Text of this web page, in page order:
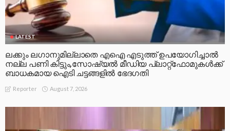
LATEST
ലക്കും ലഗാനുമില്ലാതെ എഐ എടുത്ത് ഉപയോഗിച്ചാല്‍
നല്ല പണി കിട്ടും,സോഷ്യല്‍ മീഡിയ പ്ലാറ്റ്‌ഫോമുകള്‍ക്ക്
ബാധകമായ ഐടി ചട്ടങ്ങളില്‍ ഭേദഗതി
Reporter August 7, 2026